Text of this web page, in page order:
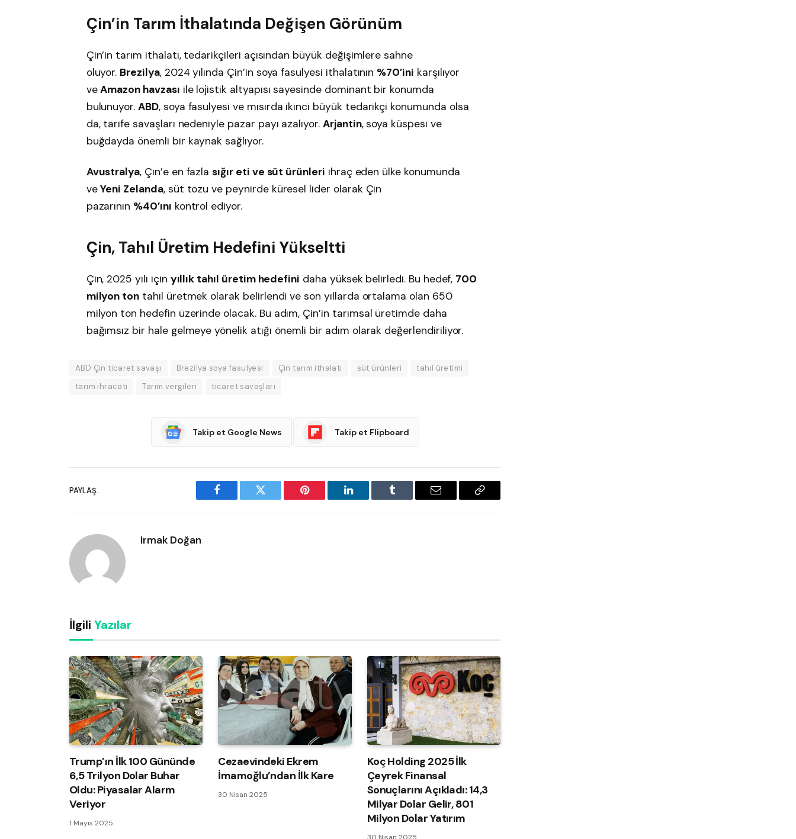
Çin’in Tarım İthalatında Değişen Görünüm
Çin’in tarım ithalatı, tedarikçileri açısından büyük değişimlere sahne
oluyor. Brezilya, 2024 yılında Çin’in soya fasulyesi ithalatının %70’ini karşılıyor
veAmazon havzası ile lojistik altyapısı sayesinde dominant bir konumda
bulunuyor.ABD, soya fasulyesi ve mısırda ikinci büyük tedarikçi konumunda olsa
da, tarife savaşları nedeniyle pazar payı azalıyor. Arjantin, soya küspesi ve
buğdayda önemli bir kaynak sağlıyor.
Avustralya, Çin’e en fazlasığır eti ve süt ürünleri ihraç eden ülke konumunda
veYeni Zelanda, süt tozu ve peynirde küresel lider olarak Çin
pazarının %40’ını kontrol ediyor.
Çin, Tahıl Üretim Hedefini Yükseltti
Çin, 2025 yılı için yıllık tahıl üretim hedefini daha yüksek belirledi. Bu hedef, 700
milyon ton tahıl üretmek olarak belirlendi ve son yıllarda ortalama olan 650
milyon ton hedefin üzerinde olacak. Bu adım, Çin’in tarımsal üretimde daha
bağımsız bir hale gelmeye yönelik atığı önemli bir adım olarak değerlendiriliyor.
ABD Çin ticaret savaşı Brezilya soya fasulyesi Çin tarım ithalatı süt ürünleri
tahıl üretimi
tarım ihracatı
Tarım vergileri ticaret savaşları
Takip et Google News Takip et Flipboard
PAYLAŞ.
Facebook Twitter Pinterest LinkedIn Tumblr Email
Copy
Irmak Doğan
İlgili Yazılar
Trump’ın İlk 100 Gününde
6,5 Trilyon Dolar Buhar
Oldu: Piyasalar Alarm
Veriyor
1 Mayıs 2025
Cezaevindeki Ekrem
İmamoğlu’ndan İlk Kare
30 Nisan 2025
Koç Holding 2025 İlk
Çeyrek Finansal
Sonuçlarını Açıkladı: 14,3
Milyar Dolar Gelir, 801
Milyon Dolar Yatırım